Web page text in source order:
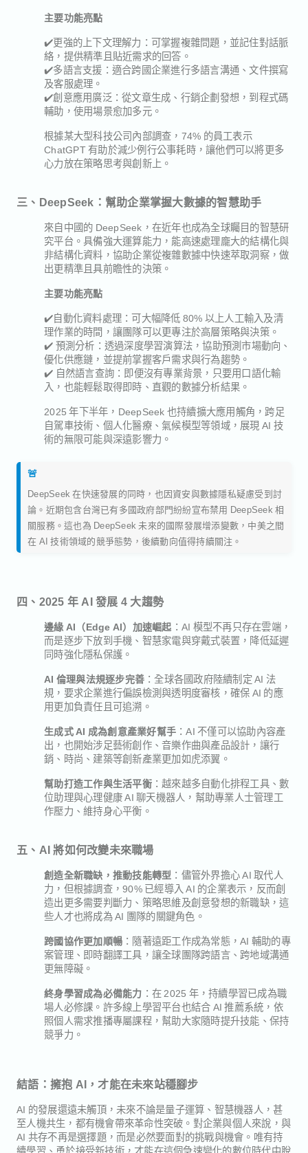
主要功能亮點
✔️更強的上下文理解力：可掌握複雜問題，並記住對話脈
絡，提供精準且貼近需求的回答。
✔️多語言支援：適合跨國企業進行多語言溝通、文件撰寫
及客服處理。
✔️創意應用廣泛：從文章生成、行銷企劃發想，到程式碼
輔助，使用場景愈加多元。
根據某大型科技公司內部調查，74% 的員工表示
ChatGPT 有助於減少例行公事耗時，讓他們可以將更多
心力放在策略思考與創新上。
三、DeepSeek：幫助企業掌握大數據的智慧助手
來自中國的 DeepSeek，在近年也成為全球矚目的智慧研
究平台。具備強大運算能力，能高速處理龐大的結構化與
非結構化資料，協助企業從複雜數據中快速萃取洞察，做
出更精準且具前瞻性的決策。
主要功能亮點
✔️自動化資料處理：可大幅降低 80% 以上人工輸入及清
理作業的時間，讓團隊可以更專注於高層策略與決策。
✔️ 預測分析：透過深度學習演算法，協助預測市場動向、
優化供應鏈，並提前掌握客戶需求與行為趨勢。
✔️ 自然語言查詢：即便沒有專業背景，只要用口語化輸
入，也能輕鬆取得即時、直觀的數據分析結果。
2025 年下半年，DeepSeek 也持續擴大應用觸角，跨足
自駕車技術、個人化醫療、氣候模型等領域，展現 AI 技
術的無限可能與深遠影響力。
🚨
DeepSeek 在快速發展的同時，也因資安與數據隱私疑慮受到討
論。近期包含台灣已有多國政府部門紛紛宣布禁用 DeepSeek 相
關服務。這也為 DeepSeek 未來的國際發展增添變數，中美之間
在 AI 技術領域的競爭態勢，後續動向值得持續關注。
四、2025 年 AI 發展 4 大趨勢
邊緣 AI（Edge AI）加速崛起 ：AI 模型不再只存在雲端，
而是逐步下放到手機、智慧家電與穿戴式裝置，降低延遲
同時強化隱私保護。
AI 倫理與法規逐步完善 ：全球各國政府陸續制定 AI 法
規，要求企業進行偏誤檢測與透明度審核，確保 AI 的應
用更加負責任且可追溯。
生成式 AI 成為創意產業好幫手 ：AI 不僅可以協助內容產
出，也開始涉足藝術創作、音樂作曲與產品設計，讓行
銷、時尚、建築等創新產業更加如虎添翼。
幫助打造工作與生活平衡：越來越多自動化排程工具、數
位助理與心理健康 AI 聊天機器人，幫助專業人士管理工
作壓力、維持身心平衡。
五、AI 將如何改變未來職場
創造全新職缺，推動技能轉型 ：儘管外界擔心 AI 取代人
力，但根據調查，90% 已經導入 AI 的企業表示，反而創
造出更多需要判斷力、策略思維及創意發想的新職缺，這
些人才也將成為 AI 團隊的關鍵角色。
跨國協作更加順暢 ：隨著遠距工作成為常態，AI 輔助的專
案管理、即時翻譯工具，讓全球團隊跨語言、跨地域溝通
更無障礙。
終身學習成為必備能力 ：在 2025 年，持續學習已成為職
場人必修課。許多線上學習平台也結合 AI 推薦系統，依
照個人需求推播專屬課程，幫助大家隨時提升技能、保持
競爭力。
結語：擁抱 AI，才能在未來站穩腳步
AI 的發展還遠未觸頂，未來不論是量子運算、智慧機器人，甚
至人機共生，都有機會帶來革命性突破。對企業與個人來說，與
AI 共存不再是選擇題，而是必然要面對的挑戰與機會。唯有持
續學習、勇於接受新技術，才能在這個急速變化的數位時代中脫